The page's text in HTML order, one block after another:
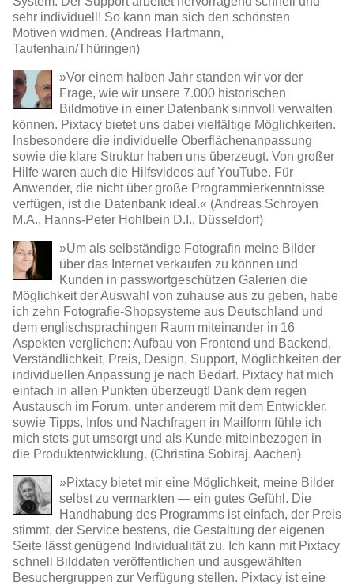
sehr individuell! So kann man sich den schönsten
Motiven widmen. (Andreas Hartmann,
Tautenhain/Thüringen)
»Vor einem halben Jahr standen wir vor der
Frage, wie wir unsere 7.000 historischen
Bildmotive in einer Datenbank sinnvoll verwalten
können. Pixtacy bietet uns dabei vielfältige Möglichkeiten.
Insbesondere die individuelle Oberflächenanpassung
sowie die klare Struktur haben uns überzeugt. Von großer
Hilfe waren auch die Hilfsvideos auf YouTube. Für
Anwender, die nicht über große Programmierkenntnisse
verfügen, ist die Datenbank ideal.« (Andreas Schroyen
M.A., Hanns-Peter Hohlbein D.I., Düsseldorf)
»Um als selbständige Fotografin meine Bilder
über das Internet verkaufen zu können und
Kunden in passwortgeschützen Galerien die
Möglichkeit der Auswahl von zuhause aus zu geben, habe
ich zehn Fotografie-Shopsysteme aus Deutschland und
dem englischsprachingen Raum miteinander in 16
Aspekten verglichen: Aufbau von Frontend und Backend,
Verständlichkeit, Preis, Design, Support, Möglichkeiten der
individuellen Anpassung je nach Bedarf. Pixtacy hat mich
einfach in allen Punkten überzeugt! Dank dem regen
Austausch im Forum, unter anderem mit dem Entwickler,
sowie Tipps, Infos und Nachfragen in Mailform fühle ich
mich stets gut umsorgt und als Kunde miteinbezogen in
die Produktentwicklung. (Christina Sobiraj, Aachen)
»Pixtacy bietet mir eine Möglichkeit, meine Bilder
selbst zu vermarkten — ein gutes Gefühl. Die
Handhabung des Programms ist einfach, der Preis
stimmt, der Service bestens, die Gestaltung der eigenen
Seite lässt genügend Individualität zu. Ich kann mit Pixtacy
schnell Bilddaten veröffentlichen und ausgewählten
Besuchergruppen zur Verfügung stellen. Pixtacy ist eine